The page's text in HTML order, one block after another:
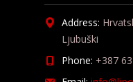
Address:
Ljubuški
Phone: +387